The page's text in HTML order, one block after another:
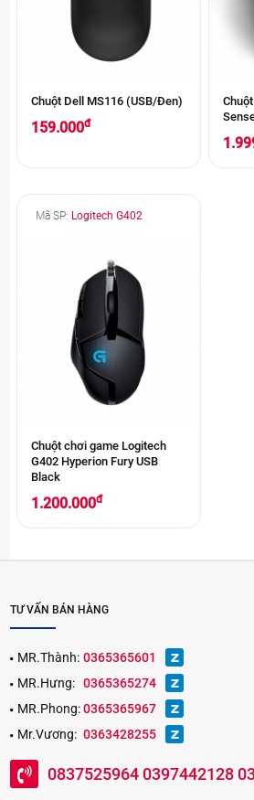
Chuột Dell MS116 (USB/Đen)
159.000đ
Mã SP: Logitech G402
Chuột chơi game Logitech
G402 Hyperion Fury USB
Black
1.200.000đ
TƯ VẤN BÁN HÀNG
MR.Thành: 0365365601
MR.Hưng: 0365365274
MR.Phong: 0365365967
Mr.Vương: 0363428255
0837525964 0397442128